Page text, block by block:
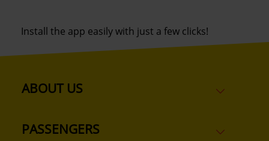
Install the app easily with just a few clicks!
ABOUT US
PASSENGERS